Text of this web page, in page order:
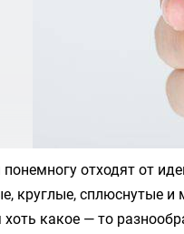
отходят от
круглые, сплюснутые
хоть какое — то